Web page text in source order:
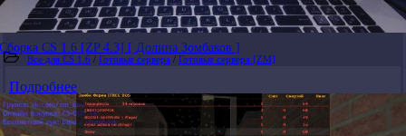
Сборка CS 1.6 [ZP 4.3] [ Долина Зомбаков ]
Все для CS 1.6 / Готовые сервера / Готовые сервера [ZM]
Подробнее